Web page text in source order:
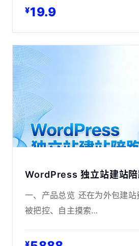
¥19.9
WordPress 独立站建站
一、产品总览 还在为外包建站
被把控、自主摸索…
¥